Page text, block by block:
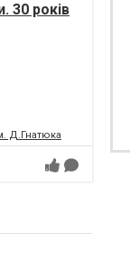
30 років
Д.Гнатюка